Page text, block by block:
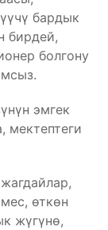
бардык
бирдей,
болгону
эмгек
мектептеги
өткөн
жүгүнө,